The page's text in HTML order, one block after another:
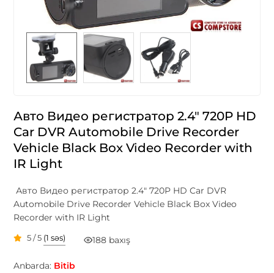
Авто Видео регистратор 2.4" 720P HD
Car DVR Automobile Drive Recorder
Vehicle Black Box Video Recorder with
IR Light
Авто Видео регистратор 2.4" 720P HD Car DVR
Automobile Drive Recorder Vehicle Black Box Video
Recorder with IR Light
5 / 5 (1 səs) 188 baxış
Anbarda: Bitib